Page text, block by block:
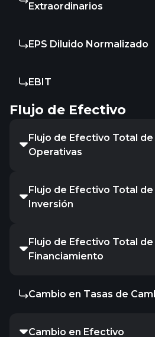
Extraordinarios
EPS Diluido Normalizado
EBIT
Flujo de Efectivo
Flujo de Efectivo Total
Operativas
Flujo de Efectivo Total
Inversión
Flujo de Efectivo Total
Financiamiento
Cambio en Tasas de
Cambio en Efectivo